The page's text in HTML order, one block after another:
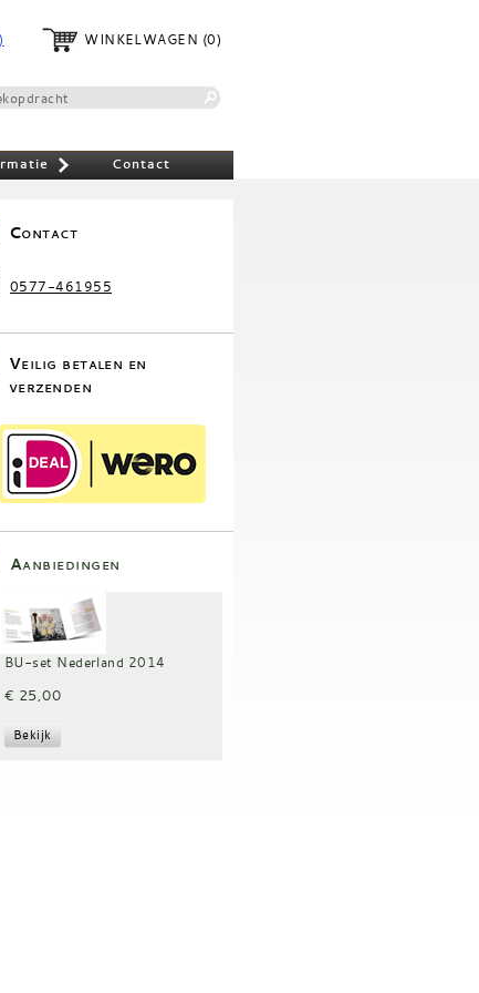
WINKELWAGEN (0)
Contact
Contact
0577-461955
Veilig betalen en
verzenden
Aanbiedingen
BU-set Nederland 2014
€ 25,00